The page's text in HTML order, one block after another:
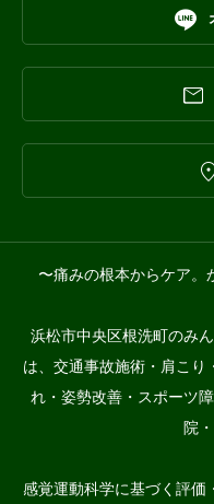


〜痛みの根本からケア。
浜松市中央区根洗町のみ
は、交通事故施術・肩こり
れ・姿勢改善・スポーツ
院
感覚運動科学に基づく評価